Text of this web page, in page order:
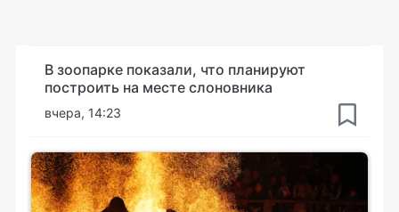
В зоопарке показали, что планируют
построить на месте слоновника
вчера, 14:23